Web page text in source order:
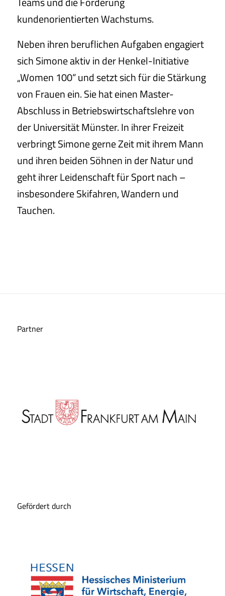
kundenorientierten Wachstums.
Neben ihren beruflichen Aufgaben engagiert
sich Simone aktiv in der Henkel-Initiative
„Women 100“ und setzt sich für die Stärkung
von Frauen ein. Sie hat einen Master-
Abschluss in Betriebswirtschaftslehre von
der Universität Münster. In ihrer Freizeit
verbringt Simone gerne Zeit mit ihrem Mann
und ihren beiden Söhnen in der Natur und
geht ihrer Leidenschaft für Sport nach –
insbesondere Skifahren, Wandern und
Tauchen.
Partner
Gefördert durch